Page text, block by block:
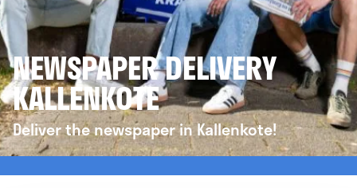
NEWSPAPER DELIVERY
KALLENKOTE
Deliver the newspaper in Kallenkote!